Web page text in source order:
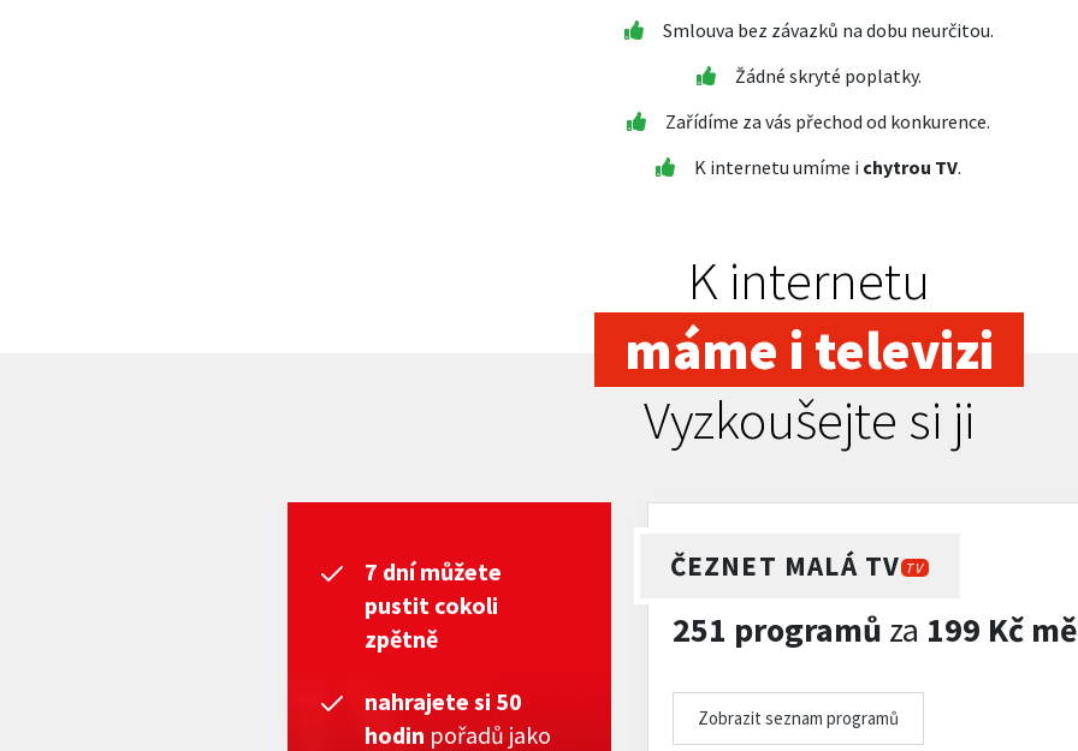
Smlouva bez závazků na dobu neurčitou.
Žádné skryté poplatky.
Zařídíme za vás přechod od konkurence.
K internetu umíme i chytrou TV.
K internetu
máme i televizi
Vyzkoušejte si ji
7 dní můžete
pustit cokoli
zpětně
nahrajete si 50
hodin pořadů jako
ČEZNET MALÁ TV TV
251 programů za 199 Kč
Zobrazit seznam programů